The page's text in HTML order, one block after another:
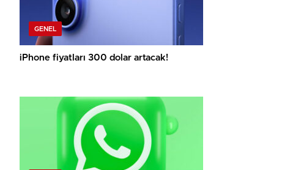
GENEL
iPhone fiyatları 300 dolar artacak!